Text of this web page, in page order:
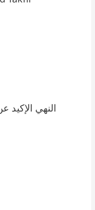
النهي الإكيد